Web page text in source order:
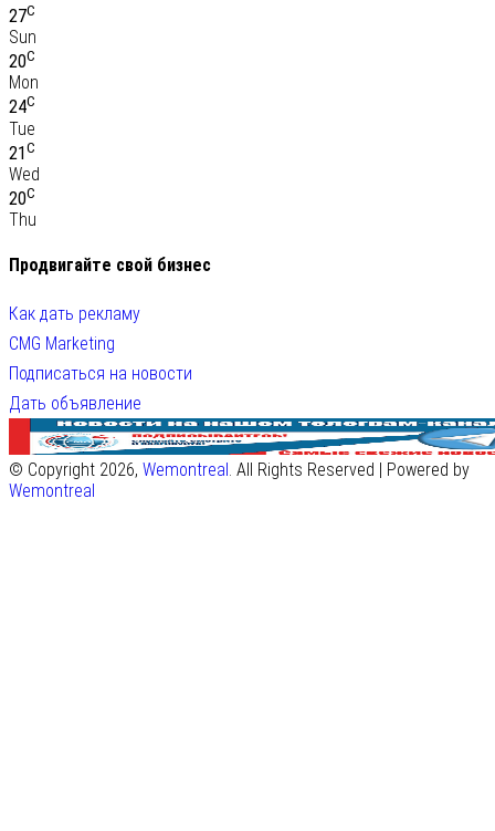
27C
Sun
20C
Mon
24C
Tue
21C
Wed
20C
Thu
Продвигайте свой бизнес
Как дать рекламу
CMG Marketing
Подписаться на новости
Дать объявление
© Copyright 2026, Wemontreal. All Rights Reserved | Powered by
Wemontreal